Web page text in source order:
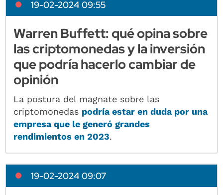
19-02-2024 09:55
Warren Buffett: qué opina sobre
las criptomonedas y la inversión
que podría hacerlo cambiar de
opinión
La postura del magnate sobre las
criptomonedas podría estar en duda por una
empresa que le generó grandes
rendimientos en 2023.
19-02-2024 09:07